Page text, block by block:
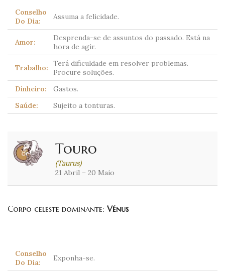
Conselho
Do Dia:
Assuma a felicidade.
Amor:
Desprenda-se de assuntos do passado. Está na
hora de agir.
Trabalho:
Terá dificuldade em resolver problemas.
Procure soluções.
Dinheiro:
Gastos.
Saúde:
Sujeito a tonturas.
Touro
(Taurus)
21 Abril – 20 Maio
Corpo celeste dominante: Vénus
Conselho
Do Dia:
Exponha-se.